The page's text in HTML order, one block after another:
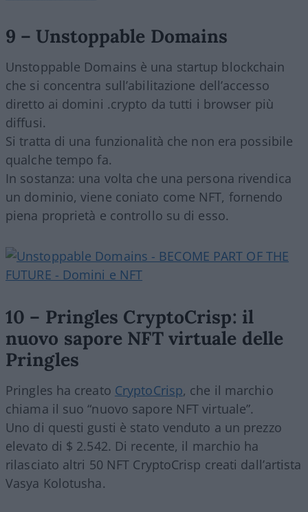
9 – Unstoppable Domains
Unstoppable Domains è una startup blockchain
che si concentra sull’abilitazione dell’accesso
diretto ai domini .crypto da tutti i browser più
diffusi.
Si tratta di una funzionalità che non era possibile
qualche tempo fa.
In sostanza: una volta che una persona rivendica
un dominio, viene coniato come NFT, fornendo
piena proprietà e controllo su di esso.
10 – Pringles CryptoCrisp: il
nuovo sapore NFT virtuale delle
Pringles
Pringles ha creato CryptoCrisp, che il marchio
chiama il suo “nuovo sapore NFT virtuale”.
Uno di questi gusti è stato venduto a un prezzo
elevato di $ 2.542. Di recente, il marchio ha
rilasciato altri 50 NFT CryptoCrisp creati dall’artista
Vasya Kolotusha.